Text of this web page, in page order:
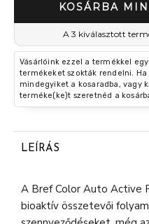
KOSÁRBA
A 3 kiválasztott
Vásárlóink ezzel a termékkel
termékeket szokták rendelni.
mindegyiket a kosaradba, vagy
terméke(ke)t szeretnéd a
LEÍRÁS
A Bref Color Auto Active
bioaktív összetevői